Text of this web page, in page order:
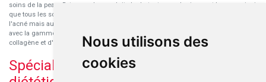
Nous utilisons des
cookies
soins de la peau. Retrouvez les produits hydratants pour le visage et le corps ainsi
que tous les soins pour peaux sensibles ou à tendance atopique, les soins pour
l'acné mais aussi des démaquillants. Découvrez nos nouvelles références SVR
avec la gamme anti-âge pour les peaux encore jeunes
collagène et d'acide hyaluronique.
Spécialisation en micronutrition et